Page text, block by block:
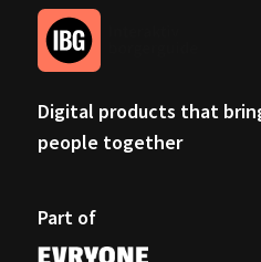
Digital products that
people together
Part of